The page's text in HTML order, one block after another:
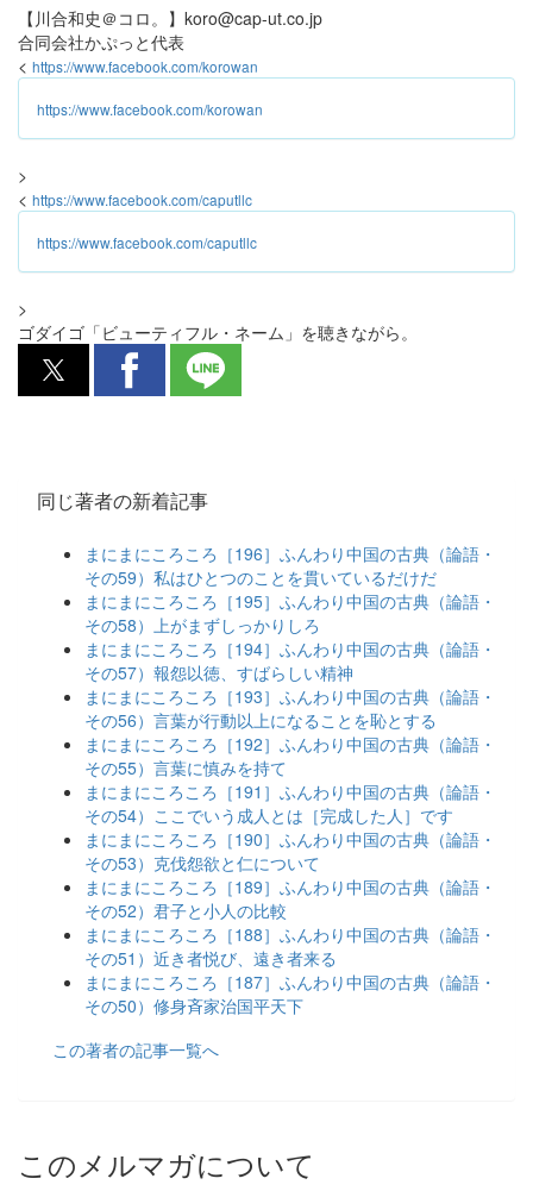
【川合和史＠コロ。】koro@cap-ut.co.jp
合同会社かぷっと代表
< https://www.facebook.com/korowan
https://www.facebook.com/korowan
>
< https://www.facebook.com/caputllc
https://www.facebook.com/caputllc
>
ゴダイゴ「ビューティフル・ネーム」を聴きながら。
同じ著者の新着記事
まにまにころころ［196］ふんわり中国の古典（論語・
その59）私はひとつのことを貫いているだけだ
まにまにころころ［195］ふんわり中国の古典（論語・
その58）上がまずしっかりしろ
まにまにころころ［194］ふんわり中国の古典（論語・
その57）報怨以徳、すばらしい精神
まにまにころころ［193］ふんわり中国の古典（論語・
その56）言葉が行動以上になることを恥とする
まにまにころころ［192］ふんわり中国の古典（論語・
その55）言葉に慎みを持て
まにまにころころ［191］ふんわり中国の古典（論語・
その54）ここでいう成人とは［完成した人］です
まにまにころころ［190］ふんわり中国の古典（論語・
その53）克伐怨欲と仁について
まにまにころころ［189］ふんわり中国の古典（論語・
その52）君子と小人の比較
まにまにころころ［188］ふんわり中国の古典（論語・
その51）近き者悦び、遠き者来る
まにまにころころ［187］ふんわり中国の古典（論語・
その50）修身斉家治国平天下
この著者の記事一覧へ
このメルマガについて